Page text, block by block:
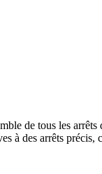
de tous les
à des arrêts